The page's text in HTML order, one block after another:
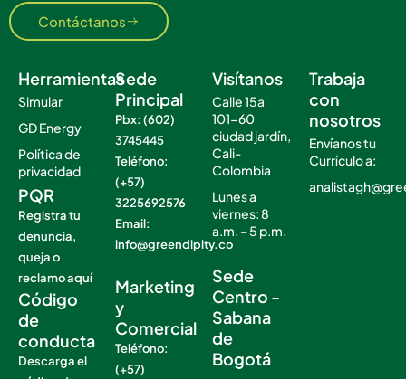
Contáctanos
Herramientas
Simular
GD Energy
Política de
privacidad
PQR
Registra tu
denuncia,
queja o
reclamo aquí
Código
de
conducta
Descarga el
Sede
Principal
Pbx: (602)
3745445
Teléfono:
(+57)
3225692576
Email:
info@greendipity.co
Marketing
y
Comercial
Teléfono:
(+57)
Visítanos
Calle 15a
101-60
ciudad jardín,
Cali-
Colombia
Lunes a
viernes: 8
a.m. – 5 p.m.
.
Sede
Centro -
Sabana
de
Bogotá
Trabaja
con
nosotros
Envíanos tu
Currículo a: